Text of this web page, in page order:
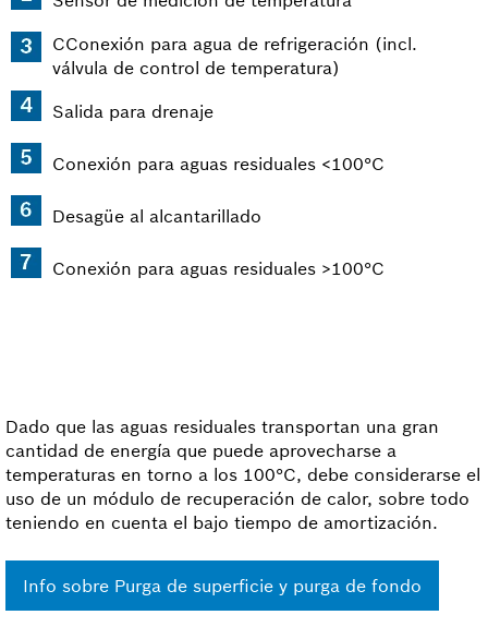
CConexión para agua de refrigeración (incl.
válvula de control de temperatura)
Salida para drenaje
Conexión para aguas residuales <100°C
Desagüe al alcantarillado
Conexión para aguas residuales >100°C
Dado que las aguas residuales transportan una gran
cantidad de energía que puede aprovecharse a
temperaturas en torno a los 100°C, debe considerarse el
uso de un módulo de recuperación de calor, sobre todo
teniendo en cuenta el bajo tiempo de amortización.
Info sobre Purga de superficie y purga de fondo